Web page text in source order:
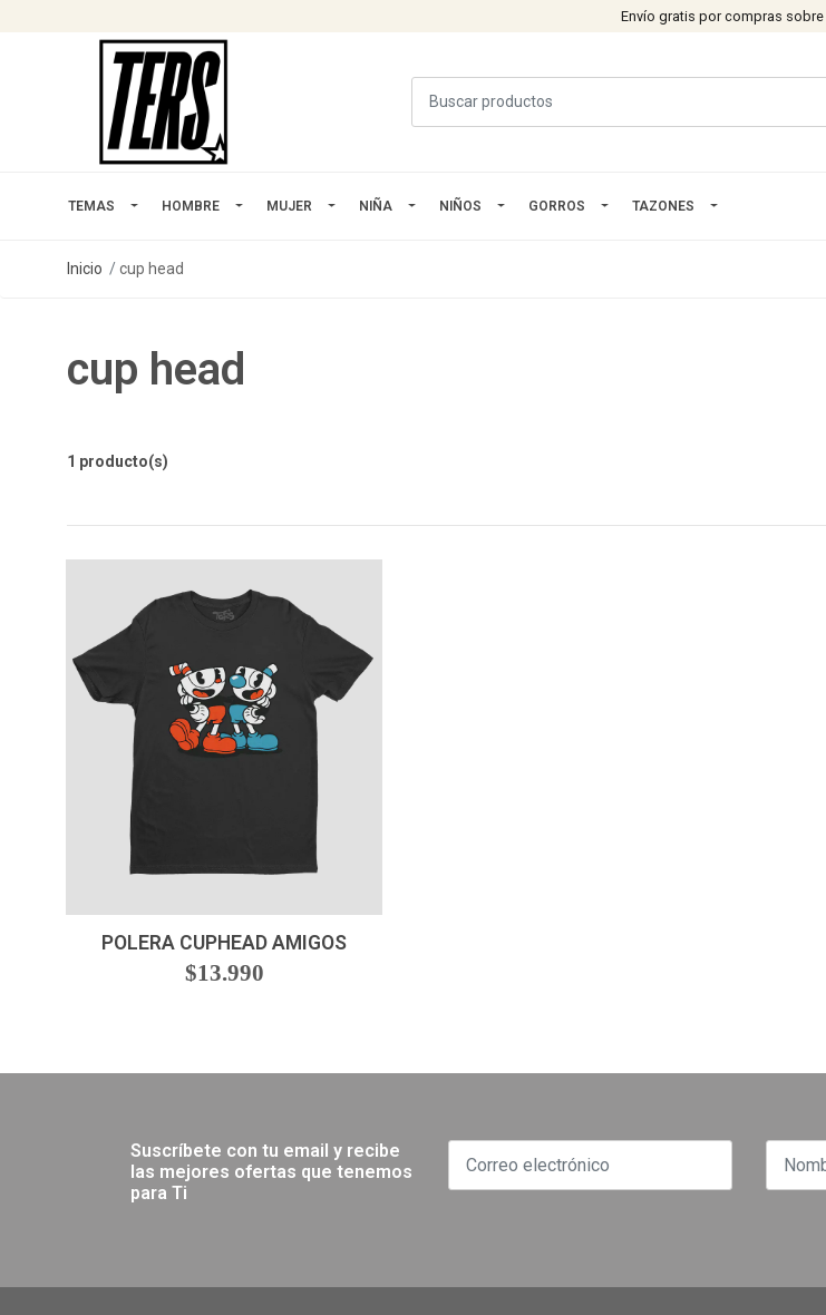
Envío gratis por compras sobre
TEMAS HOMBRE MUJER NIÑA NIÑOS GORROS TAZONES
Inicio cup head
cup head
1 producto(s)
POLERA CUPHEAD AMIGOS
VER OPCIONES
$13.990
Suscríbete con tu email y recibe
las mejores ofertas que tenemos
para Ti